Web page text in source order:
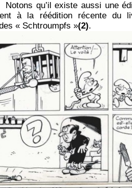
qu’il existe aussi une
à la réédition récente du
« Schtroumpfs »(2).